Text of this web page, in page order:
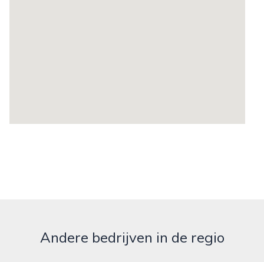
Andere bedrijven in de regio